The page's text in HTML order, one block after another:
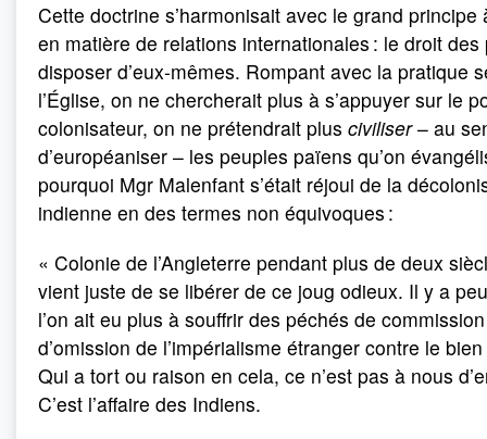
Cette doctrine s’harmonisait avec le grand principe
en matière de relations internationales : le droit des
disposer d’eux-mêmes. Rompant avec la pratique
l’Église, on ne chercherait plus à s’appuyer sur le
colonisateur, on ne prétendrait plus civiliser– au
d’européaniser – les peuples païens qu’on
pourquoi Mgr Malenfant s’était réjoui de la
indienne en des termes non équivoques :
« Colonie de l’Angleterre pendant plus de deux
vient juste de se libérer de ce joug odieux. Il y a
l’on ait eu plus à souffrir des péchés de
d’omission de l’impérialisme étranger contre le
Qui a tort ou raison en cela, ce n’est pas à nous
C’est l’affaire des Indiens.